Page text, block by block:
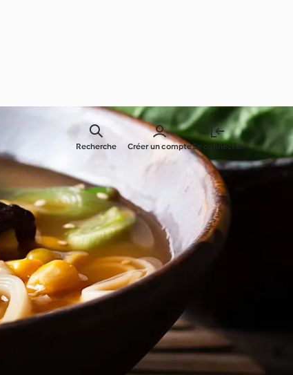
Créer un compteSe connecter
Recherche